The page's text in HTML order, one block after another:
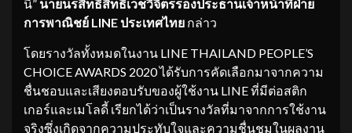
นี้” นายนรสิทธิ์สิทธิเวชวิจิตรรองประธานเจ้าหน้าที่ฝ่าย
การพาณิชย์ LINE ประเทศไทย กล่าว
โดยรางวัลทั้งหมดในงาน LINE THAILAND PEOPLE’S
CHOICE AWARDS 2020 ได้รับการคัดเลือกมาจากความ
ชื่นชอบและเสียงตอบรับของผู้ใช้งาน LINE ที่มีต่อสติก
เกอร์และเมโลดี้ เรียกได้ว่าเป็นรางวัลที่มาจากการใช้งาน
จริงซึ่งเกิดจากความประทับใจและความชื่นชมในผลงาน